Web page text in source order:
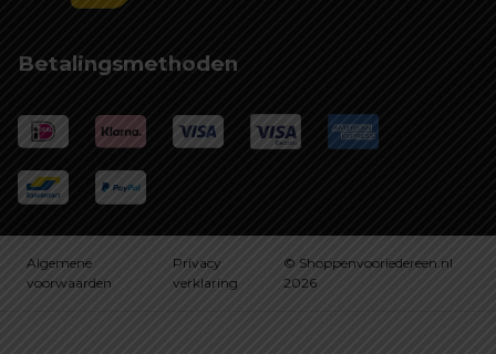
Betalingsmethoden
Algemene
voorwaarden
Privacy
verklaring
© Shoppenvooriedereen.nl
2026